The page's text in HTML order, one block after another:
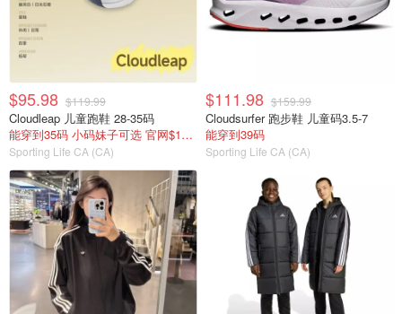
$95.98 $119.99
Cloudleap 儿童跑鞋 28-35码
能穿到35码 小码妹子可选 官网$120不打折
Sporting Life CA (CA)
$111.98 $159.99
Cloudsurfer 跑步鞋 儿童码3.5-7
能穿到39码
Sporting Life CA (CA)